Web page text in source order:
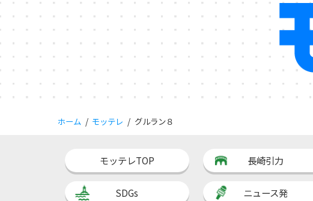
ホーム モッテレ グルラン８
モッテレTOP 長崎引力
SDGs ニュース発